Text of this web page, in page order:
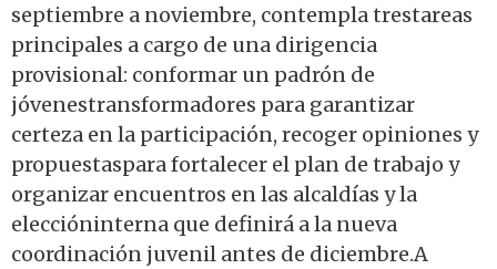
septiembre a noviembre, contempla trestareas
principales a cargo de una dirigencia
provisional: conformar un padrón de
jóvenestransformadores para garantizar
certeza en la participación, recoger opiniones y
propuestaspara fortalecer el plan de trabajo y
organizar encuentros en las alcaldías y la
eleccióninterna que definirá a la nueva
coordinación juvenil antes de diciembre.A